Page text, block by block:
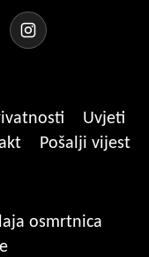
Uvjeti
Pošalji vijest
osmrtnica